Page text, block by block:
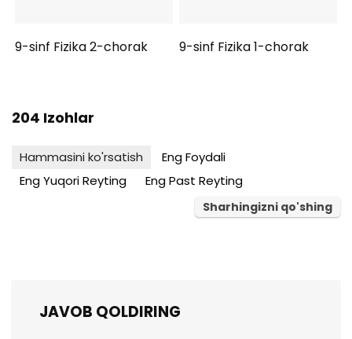
9-sinf Fizika 2-chorak 9-sinf Fizika 1-chorak
204 Izohlar
Hammasini ko'rsatish
Eng Foydali
Eng Yuqori Reyting
Eng Past Reyting
Sharhingizni qo'shing
JAVOB QOLDIRING